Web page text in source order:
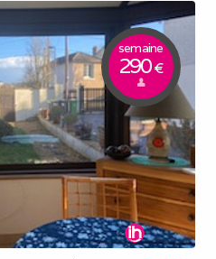
semaine
290€